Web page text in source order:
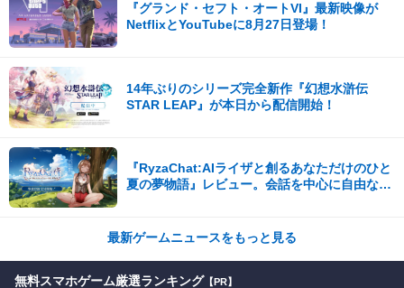
『グランド・セフト・オートVI』最新映像が
NetflixとYouTubeに8月27日登場！
14年ぶりのシリーズ完全新作『幻想水滸伝
STAR LEAP』が本日から配信開始！
『RyzaChat:AIライザと創るあなただけのひと
夏の夢物語』レビュー。会話を中心に自由な冒
最新ゲームニュースをもっと見る
無料スマホゲーム厳選ランキング 【PR】